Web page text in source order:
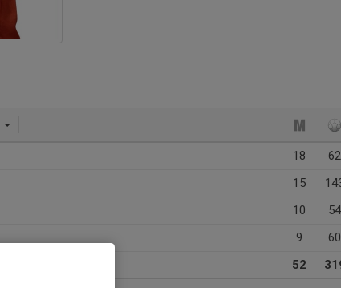
18 62
15
10 54
9 60
52